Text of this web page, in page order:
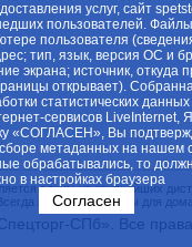
одним из крупнейших
в наличии товары для
СПб». Все
услуг, сайт
пользователей.
пользователя
тип, язык, версия ОС и
экрана; источник, откуда
открывает).
статистических
сервисов LiveInternet,
«СОГЛАСЕН», Вы
метаданных на нашем
обрабатывались, то
в настройках браузера
Согласен